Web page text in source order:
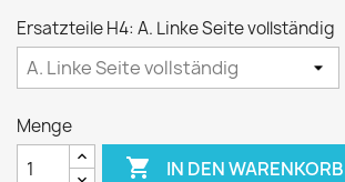
Ersatzteile H4: A. Linke Seite vollständig
Menge
 IN DEN WARENKORB